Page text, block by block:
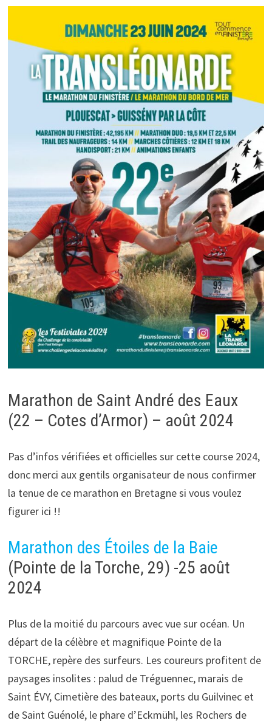
Marathon de Saint André des Eaux
(22 – Cotes d’Armor) – août 2024
Pas d’infos vérifiées et officielles sur cette course 2024,
donc merci aux gentils organisateur de nous confirmer
la tenue de ce marathon en Bretagne si vous voulez
figurer ici !!
Marathon des Étoiles de la Baie
(Pointe de la Torche, 29) -25 août
2024
Plus de la moitié du parcours avec vue sur océan. Un
départ de la célèbre et magnifique Pointe de la
TORCHE, repère des surfeurs. Les coureurs profitent de
paysages insolites : palud de Tréguennec, marais de
Saint ÉVY, Cimetière des bateaux, ports du Guilvinec et
de Saint Guénolé, le phare d’Eckmühl, les Rochers de